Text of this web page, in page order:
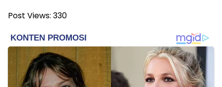
Post Views: 330